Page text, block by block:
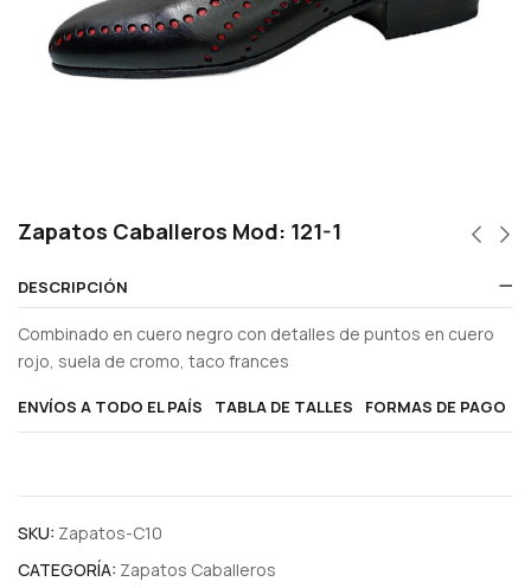
Zapatos Caballeros Mod: 121-1
DESCRIPCIÓN
Combinado en cuero negro con detalles de puntos en cuero
rojo, suela de cromo, taco frances
ENVÍOS A TODO EL PAÍS TABLA DE TALLES FORMAS DE PAGO
SKU: Zapatos-C10
CATEGORÍA: Zapatos Caballeros